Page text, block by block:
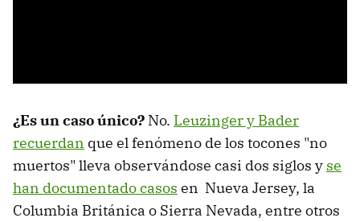
¿Es un caso único? No. Leuzinger y Bader
recuerdan que el fenómeno de los tocones "no
muertos" lleva observándose casi dos siglos y se
han documentado casos en Nueva Jersey, la
Columbia Británica o Sierra Nevada, entre otros